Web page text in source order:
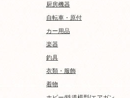
厨房機器
自転車・原付
カー用品
楽器
釣具
衣類・服飾
着物